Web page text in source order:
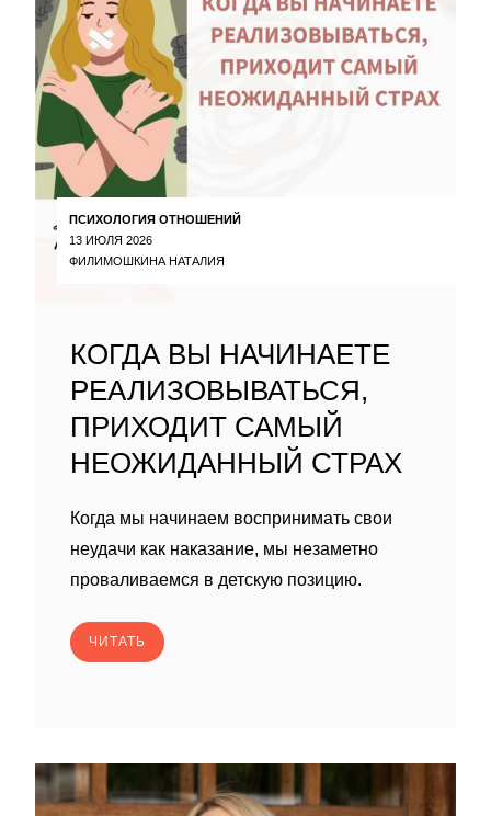
ПСИХОЛОГИЯ ОТНОШЕНИЙ
13 ИЮЛЯ 2026
ФИЛИМОШКИНА НАТАЛИЯ
КОГДА ВЫ НАЧИНАЕТЕ
РЕАЛИЗОВЫВАТЬСЯ,
ПРИХОДИТ САМЫЙ
НЕОЖИДАННЫЙ СТРАХ
Когда мы начинаем воспринимать свои
неудачи как наказание, мы незаметно
проваливаемся в детскую позицию.
ЧИТАТЬ